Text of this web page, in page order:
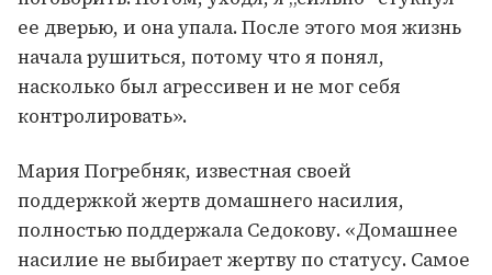
ее дверью, и она упала. После этого моя жизнь
начала рушиться, потому что я понял,
насколько был агрессивен и не мог себя
контролировать».
Мария Погребняк, известная своей
поддержкой жертв домашнего насилия,
полностью поддержала Седокову. «Домашнее
насилие не выбирает жертву по статусу. Самое